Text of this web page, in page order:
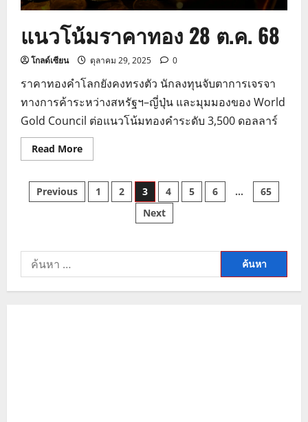
แนวโน้มราคาทอง 28 ต.ค. 68
โกลด์เซียน ตุลาคม 29, 2025 0
ราคาทองคำโลกยังคงทรงตัว นักลงทุนจับตาการเจรจา
ทางการค้าระหว่างสหรัฐฯ–ญี่ปุ่น และมุมมองของ World
Gold Council ต่อแนวโน้มทองคำระดับ 3,500 ดอลลาร์
Read MoreRead
more
โน้ม
ราคา
ทอง
Posts
Previous 1 2 3 4 5 6 …
65
Next
ค้นหา
สำหรับ: